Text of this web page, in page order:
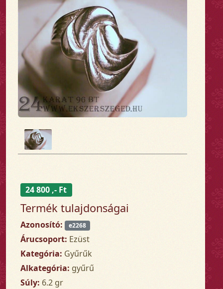
24 800 ,- Ft
Termék tulajdonságai
Azonosító: e2268
Árucsoport: Ezüst
Kategória: Gyűrűk
Alkategória: gyűrű
Súly: 6.2 gr